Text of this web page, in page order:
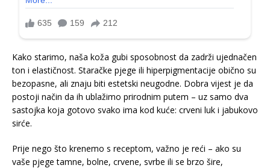
Kako starimo, naša koža gubi sposobnost da zadrži ujednačen
ton i elastičnost. Staračke pjege ili hiperpigmentacije obično su
bezopasne, ali znaju biti estetski neugodne. Dobra vijest je da
postoji način da ih ublažimo prirodnim putem – uz samo dva
sastojka koja gotovo svako ima kod kuće: crveni luk i jabukovo
sirće.
Prije nego što krenemo s receptom, važno je reći – ako su
vaše pjege tamne, bolne, crvene, svrbe ili se brzo šire,